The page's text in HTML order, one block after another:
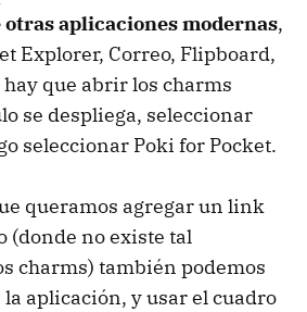
aplicaciones modernas,
Explorer, Correo, Flipboard,
que abrir los charms
se despliega, seleccionar
seleccionar Poki for Pocket.
queramos agregar un link
(donde no existe tal
charms) también podemos
aplicación, y usar el cuadro